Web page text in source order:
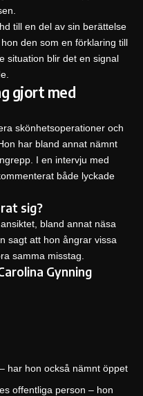
till en del av sin berättelse
den som en förklaring till
situation blir det en signal
gjort med
skönhetsoperationer och
har bland annat nämnt
I en intervju med
både lyckade
sig?
bland annat näsa
sagt att hon ångrar vissa
samma misstag.
Gynning
har hon också nämnt öppet
offentliga person – hon